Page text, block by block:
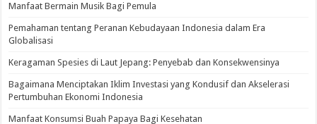
Manfaat Bermain Musik Bagi Pemula
Pemahaman tentang Peranan Kebudayaan Indonesia dalam Era
Globalisasi
Keragaman Spesies di Laut Jepang: Penyebab dan Konsekwensinya
Bagaimana Menciptakan Iklim Investasi yang Kondusif dan Akselerasi
Pertumbuhan Ekonomi Indonesia
Manfaat Konsumsi Buah Papaya Bagi Kesehatan